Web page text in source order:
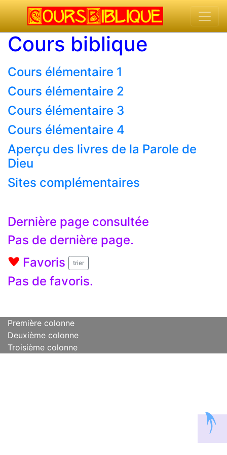
Cours biblique
Cours élémentaire 1
Cours élémentaire 2
Cours élémentaire 3
Cours élémentaire 4
Aperçu des livres de la Parole de
Dieu
Sites complémentaires
Dernière page consultée
Pas de dernière page.
A Favoris trier
Pas de favoris.
Première colonne
Deuxième colonne
Troisième colonne
2